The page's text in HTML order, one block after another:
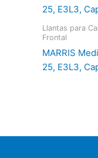
Llantas para
Frontal
MARRIS
25, E3L3,